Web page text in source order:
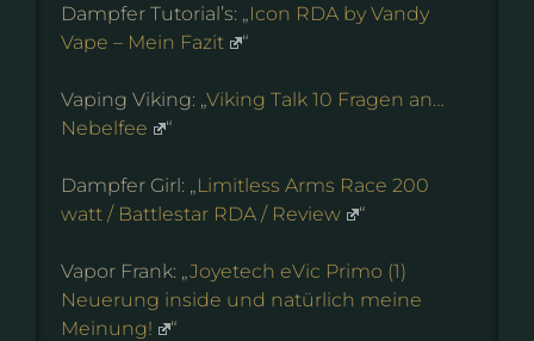
Dampfer Tutorial’s: „ Icon RDA by Vandy
Vape – Mein Fazit
“
Vaping Viking: „Viking Talk 10 Fragen an…
Nebelfee
“
Dampfer Girl: „ Limitless Arms Race 200
watt / Battlestar RDA / Review
“
Vapor Frank: „ Joyetech eVic Primo (1)
Neuerung inside und natürlich meine
Meinung!
“